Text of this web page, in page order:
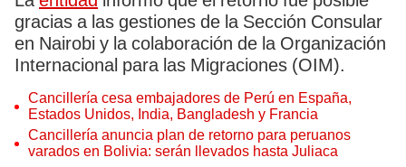
gracias a las gestiones de la Sección Consular
en Nairobi y la colaboración de la Organización
Internacional para las Migraciones (OIM).
Cancillería cesa embajadores de Perú en España,
Estados Unidos, India, Bangladesh y Francia
Cancillería anuncia plan de retorno para peruanos
varados en Bolivia: serán llevados hasta Juliaca